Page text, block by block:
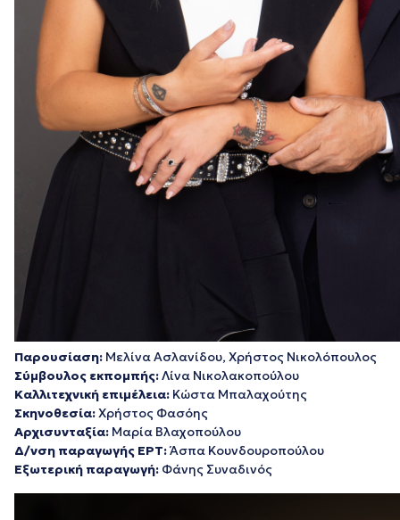
Παρουσίαση: Μελίνα Ασλανίδου, Χρήστος Νικολόπουλος
Σύμβουλος εκπομπής:Λίνα Νικολακοπούλου
Καλλιτεχνική επιμέλεια: Κώστα Μπαλαχούτης
Σκηνοθεσία:Χρήστος Φασόης
Αρχισυνταξία: Μαρία Βλαχοπούλου
Δ/νση παραγωγής ΕΡΤ:Άσπα Κουνδουροπούλου
Εξωτερική παραγωγή: Φάνης Συναδινός